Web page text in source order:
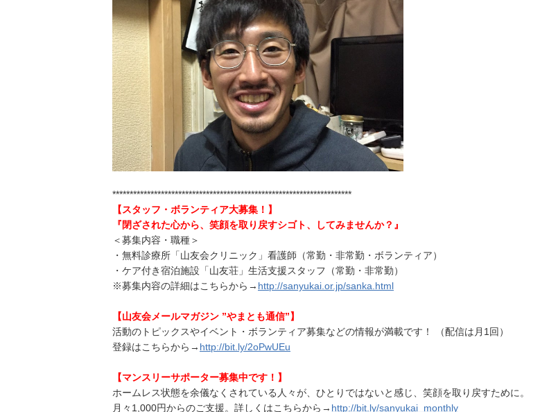
*********************************************************************
【スタッフ・ボランティア大募集！】
『閉ざされた心から、笑顔を取り戻すシゴト、してみませんか？』
＜募集内容・職種＞
・無料診療所「山友会クリニック」看護師（常勤・非常勤・ボランティア）
・ケア付き宿泊施設「山友荘」生活支援スタッフ（常勤・非常勤）
※募集内容の詳細はこちらから→ http://sanyukai.or.jp/sanka.html
【山友会メールマガジン ”やまとも通信”】
活動のトピックスやイベント・ボランティア募集などの情報が満載です！ （配信は月1回）
登録はこちらから→ http://bit.ly/2oPwUEu
【マンスリーサポーター募集中です！】
ホームレス状態を余儀なくされている人々が、ひとりではないと感じ、笑顔を取り戻すために。
月々1,000円からのご支援。詳しくはこちらから→ http://bit.ly/sanyukai_monthly